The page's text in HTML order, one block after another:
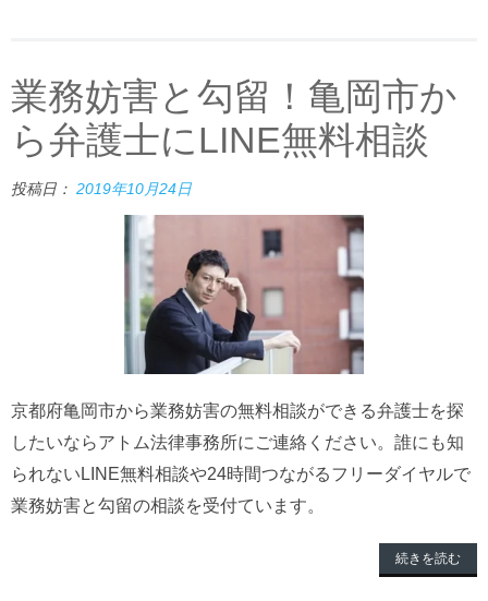
業務妨害と勾留！亀岡市か
ら弁護士にLINE無料相談
投稿日： 2019年10月24日
京都府亀岡市から業務妨害の無料相談ができる弁護士を探
したいならアトム法律事務所にご連絡ください。誰にも知
られないLINE無料相談や24時間つながるフリーダイヤルで
業務妨害と勾留の相談を受付ています。
続きを読む